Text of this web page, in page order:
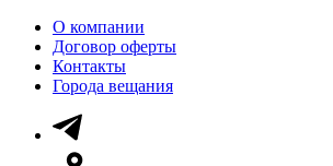
О компании
Договор оферты
Контакты
Города вещания